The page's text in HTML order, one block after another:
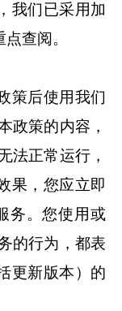
我们已采用加
查阅。
策后使用我们
政策的内容，
法正常运行，
果，您应立即
务。您使用或
的行为，都表
更新版本）的